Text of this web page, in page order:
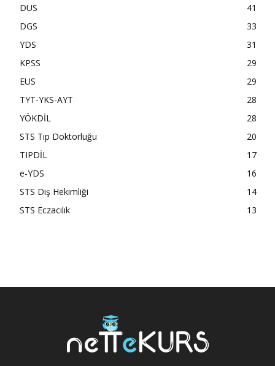
DUS
41
DGS
33
YDS
31
KPSS
29
EUS
29
TYT-YKS-AYT
28
YÖKDİL
28
STS Tıp Doktorluğu
20
TIPDİL
17
e-YDS
16
STS Diş Hekimliği
14
STS Eczacılık
13